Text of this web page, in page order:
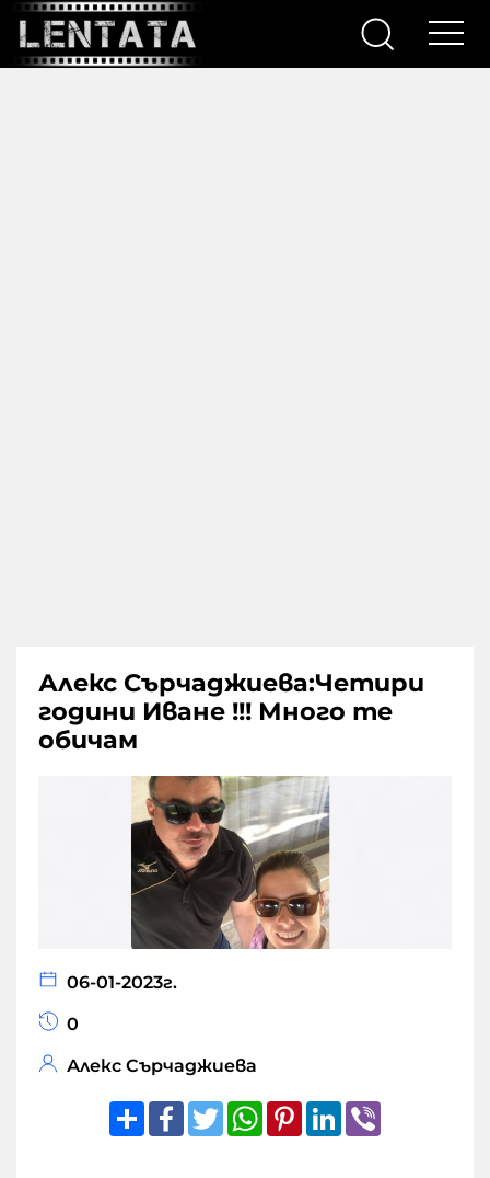
Алекс Сърчаджиева:Четири
години Иване !!! Много те
обичам
06-01-2023г.
0
Алекс Сърчаджиева
ShareFacebook
TwitterWhatsApp
Pinterest
LinkedIn